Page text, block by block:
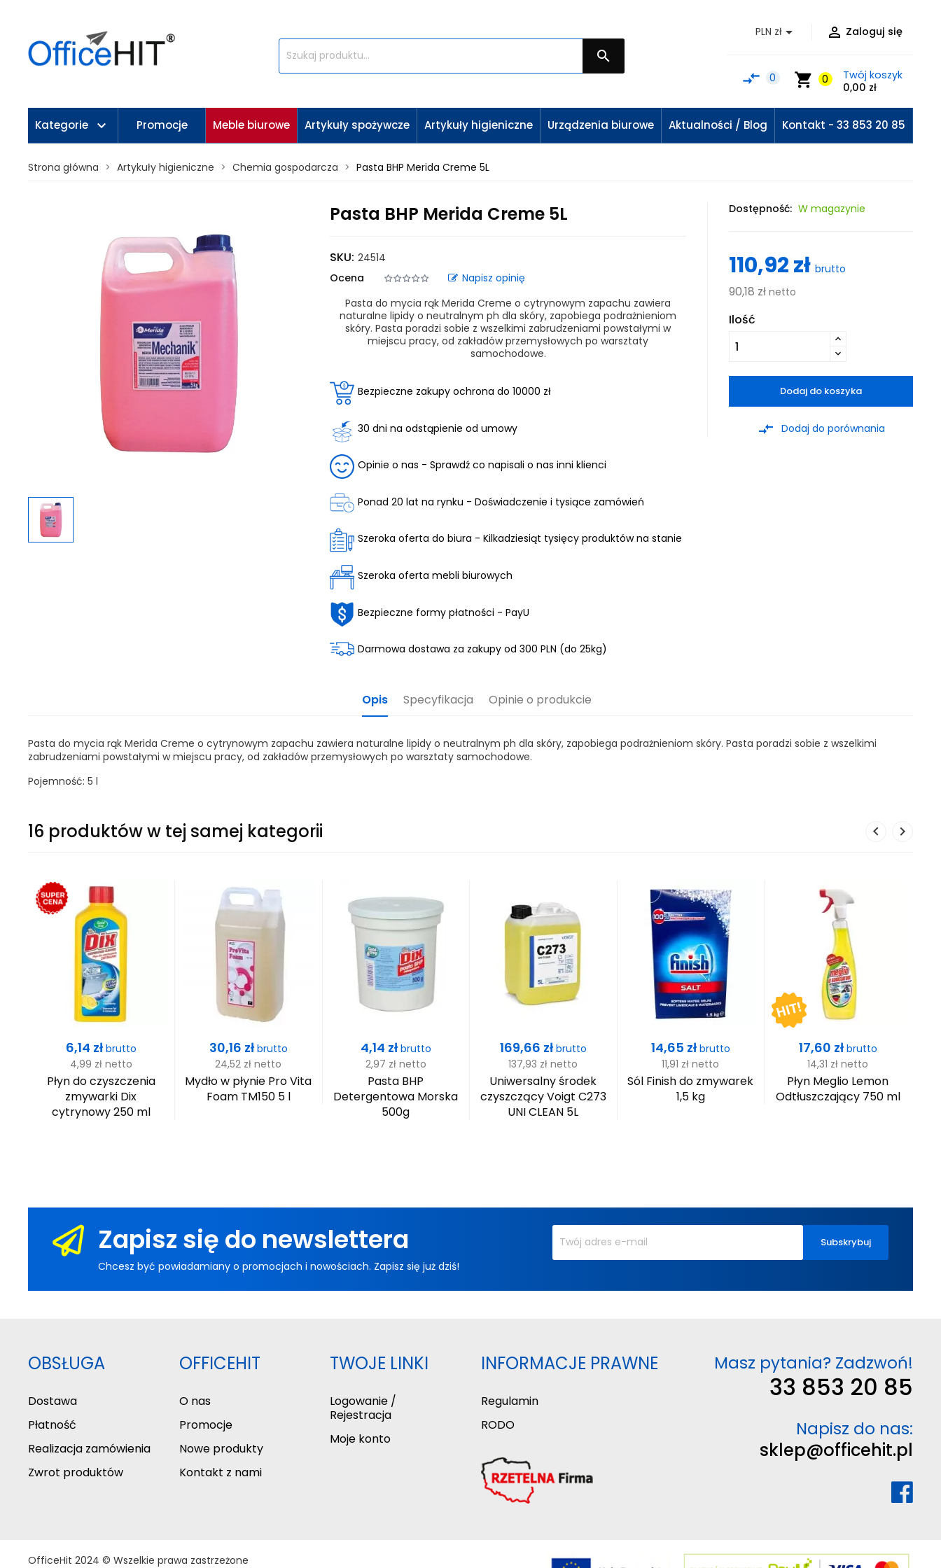

 Zaloguj się
PLN zł
shopping_cart 0
Twój koszyk
0,00 zł
compare_arrows 0
Kategorie keyboard_arrow_down Promocje Meble biurowe Artykuły spożywcze Artykuły higieniczne Urządzenia biurowe Aktualności / Blog Kontakt - 33 853 20 85
Strona główna Artykuły higieniczne Chemia gospodarcza Pasta BHP Merida Creme 5L
Pasta BHP Merida Creme 5L
SKU: 24514
Ocena
Napisz opinię
Pasta do mycia rąk Merida Creme o cytrynowym zapachu zawiera
naturalne lipidy o neutralnym ph dla skóry, zapobiega podrażnieniom
skóry. Pasta poradzi sobie z wszelkimi zabrudzeniami powstałymi w
miejscu pracy, od zakładów przemysłowych po warsztaty
samochodowe.
Bezpieczne zakupy ochrona do 10000 zł
30 dni na odstąpienie od umowy
Opinie o nas - Sprawdź co napisali o nas inni klienci
Ponad 20 lat na rynku - Doświadczenie i tysiące zamówień
Szeroka oferta do biura - Kilkadziesiąt tysięcy produktów na stanie
Szeroka oferta mebli biurowych
Bezpieczne formy płatności - PayU
Darmowa dostawa za zakupy od 300 PLN (do 25kg)
Dostępność: W magazynie
110,92 zł brutto
90,18 zł netto
Ilość
Dodaj do koszyka
compare_arrows Dodaj do porównania
Opis Specyfikacja Opinie o produkcie
Pasta do mycia rąk Merida Creme o cytrynowym zapachu zawiera naturalne lipidy o neutralnym ph dla skóry, zapobiega podrażnieniom skóry. Pasta poradzi sobie z wszelkimi
zabrudzeniami powstałymi w miejscu pracy, od zakładów przemysłowych po warsztaty samochodowe.
Pojemność: 5 l
16 produktów w tej samej kategorii
Cena
6,14 zł brutto
4,99 zł netto
Płyn do czyszczenia
zmywarki Dix
cytrynowy 250 ml
Cena
30,16 zł brutto
24,52 zł netto
Mydło w płynie Pro Vita
Foam TM150 5 l
Cena
4,14 zł brutto
2,97 zł netto
Pasta BHP
Detergentowa Morska
500g
Cena
169,66 zł brutto
137,93 zł netto
Uniwersalny środek
czyszczący Voigt C273
UNI CLEAN 5L
Cena
14,65 zł brutto
11,91 zł netto
Sól Finish do zmywarek
1,5 kg
Cena
17,60 zł brutto
14,31 zł netto
Płyn Meglio Lemon
Odtłuszczający 750 ml
Zapisz się do newslettera
Chcesz być powiadamiany o promocjach i nowościach. Zapisz się już dziś!
OBSŁUGA
Dostawa
Płatność
Realizacja zamówienia
Zwrot produktów
OFFICEHIT
O nas
Promocje
Nowe produkty
Kontakt z nami
TWOJE LINKI
Logowanie /
Rejestracja
Moje konto
INFORMACJE PRAWNE
Regulamin
RODO
Masz pytania? Zadzwoń!
33 853 20 85
Napisz do nas:
sklep@officehit.pl
OfficeHit 2024 © Wszelkie prawa zastrzeżone